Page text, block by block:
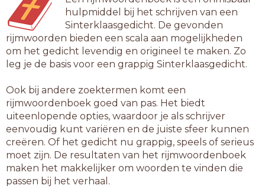
6-letterwoorden
aambei
aanzei
akelei
akolei
aperij
averij
daklei
dophei
eterij
galmei
gevlei
gevlij
hulpmiddel bij het schrijven van een
Sinterklaasgedicht. De gevonden
rijmwoorden bieden een scala aan mogelijkheden
om het gedicht levendig en origineel te maken. Zo
leg je de basis voor een grappig Sinterklaasgedicht.
Ook bij andere zoektermen komt een
rijmwoordenboek goed van pas. Het biedt
uiteenlopende opties, waardoor je als schrijver
eenvoudig kunt variëren en de juiste sfeer kunnen
creëren. Of het gedicht nu grappig, speels of serieus
moet zijn. De resultaten van het rijmwoordenboek
maken het makkelijker om woorden te vinden die
passen bij het verhaal.